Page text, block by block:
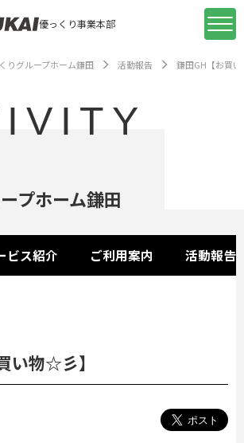
優っくり事業本部
りグループホーム鎌田 活動報告 鎌田GH【お買
プホーム鎌田
ビス紹介 ご利用案内 活動報告
い物☆彡】